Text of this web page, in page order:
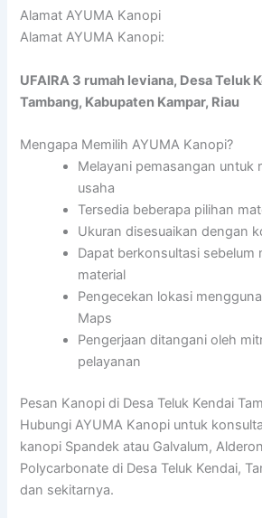
Alamat AYUMA Kanopi
Alamat AYUMA Kanopi:
UFAIRA 3 rumah leviana, Desa Teluk
Tambang, Kabupaten Kampar, Riau
Mengapa Memilih AYUMA Kanopi?
Melayani pemasangan untuk
usaha
Tersedia beberapa pilihan
Ukuran disesuaikan dengan
Dapat berkonsultasi sebelum
material
Pengecekan lokasi
Maps
Pengerjaan ditangani oleh
pelayanan
Pesan Kanopi di Desa Teluk Kendai
Hubungi AYUMA Kanopi untuk
kanopi Spandek atau Galvalum,
Polycarbonate di Desa Teluk Kendai,
dan sekitarnya.